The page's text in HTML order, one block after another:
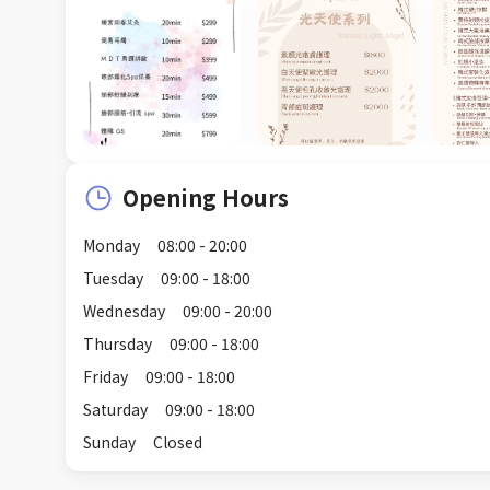
Opening Hours
Monday
08:00 - 20:00
Tuesday
09:00 - 18:00
Wednesday
09:00 - 20:00
Thursday
09:00 - 18:00
Friday
09:00 - 18:00
Saturday
09:00 - 18:00
Sunday
Closed